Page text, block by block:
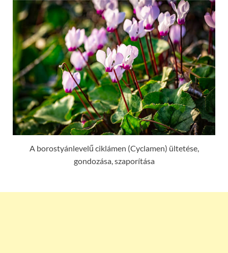
A borostyánlevelű ciklámen (Cyclamen) ültetése,
gondozása, szaporítása